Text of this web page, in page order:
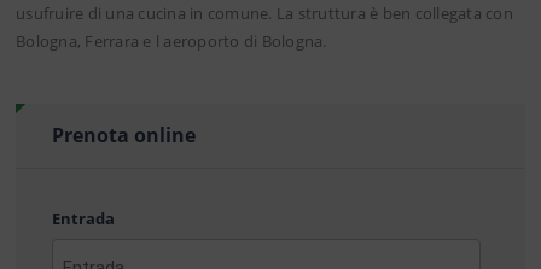
usufruire di una cucina in comune. La struttura è ben collegata con
Bologna, Ferrara e l aeroporto di Bologna.
Prenota online
Entrada